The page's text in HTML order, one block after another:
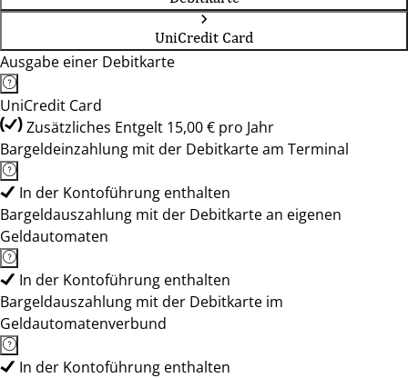
UniCredit Card
Ausgabe einer Debitkarte
UniCredit Card
Zusätzliches Entgelt 15,00 € pro Jahr
Bargeldeinzahlung mit der Debitkarte am Terminal
In der Kontoführung enthalten
Bargeldauszahlung mit der Debitkarte an eigenen
Geldautomaten
In der Kontoführung enthalten
Bargeldauszahlung mit der Debitkarte im
Geldautomatenverbund
In der Kontoführung enthalten